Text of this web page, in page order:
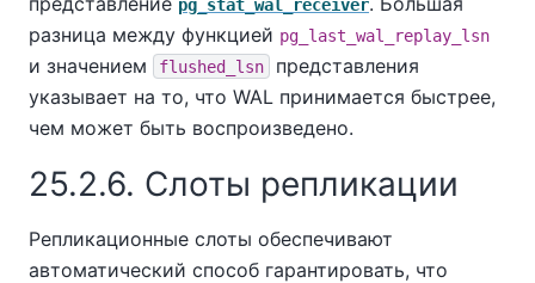
pg_stat_wal_receiver
разница между функцией pg_last_wal_replay_lsn
и значением flushed_lsn
представления
указывает на то, что WAL принимается быстрее,
чем может быть воспроизведено.
25.2.6. Слоты репликации
Репликационные слоты обеспечивают
автоматический способ гарантировать, что